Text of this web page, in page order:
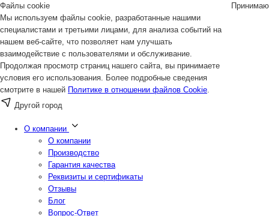
Файлы cookie
Мы используем файлы cookie, разработанные нашими
специалистами и третьими лицами, для анализа событий на
нашем веб-сайте, что позволяет нам улучшать
взаимодействие с пользователями и обслуживание.
Продолжая просмотр страниц нашего сайта, вы принимаете
условия его использования. Более подробные сведения
смотрите в нашей Политике в отношении файлов Cookie.
Принимаю
Другой город
О компании
О компании
Производство
Гарантия качества
Реквизиты и сертификаты
Отзывы
Блог
Вопрос-Ответ